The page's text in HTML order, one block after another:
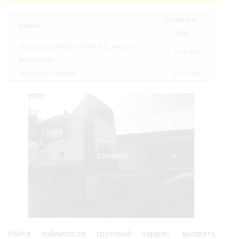
Найти поблизости грузовой сервис, вызвать